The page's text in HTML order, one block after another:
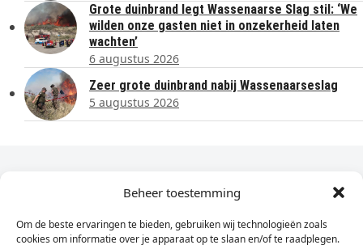
Beheer toestemming
Om de beste ervaringen te bieden, gebruiken wij technologieën zoals
cookies om informatie over je apparaat op te slaan en/of te raadplegen.
Grote duinbrand legt Wassenaarse Slag stil: ‘We
wilden onze gasten niet in onzekerheid laten
wachten’
6 augustus 2026
Zeer grote duinbrand nabij Wassenaarseslag
5 augustus 2026
Dagelijks het laatste nieuws in je e-mail?
Vul